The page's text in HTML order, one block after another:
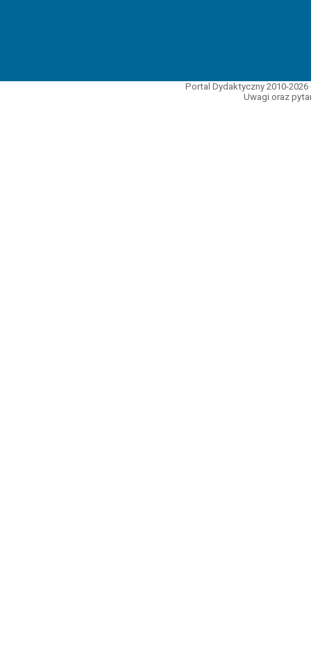
Portal Dydaktyczny 2010-
Uwagi oraz